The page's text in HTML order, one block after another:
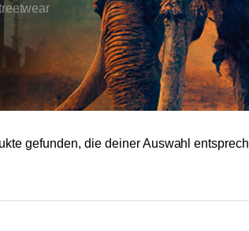
gefunden, die deiner Auswahl